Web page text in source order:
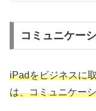
コミュニケー
iPadをビジネスに
は、コミュニケー